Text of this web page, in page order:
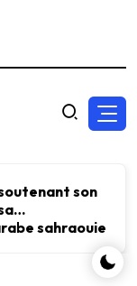
son
sahraouie